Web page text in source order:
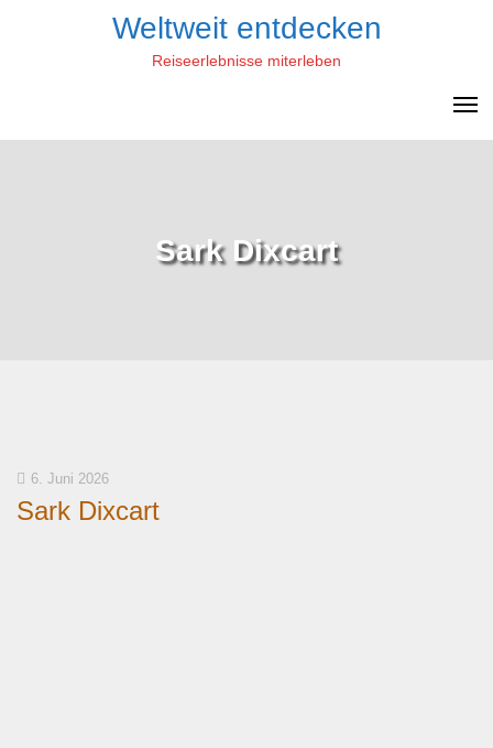
Weltweit entdecken
Reiseerlebnisse miterleben
Sark Dixcart
6. Juni 2026
Sark Dixcart